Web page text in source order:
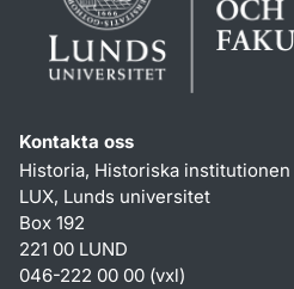
Kontakta oss
Historia, Historiska institutionen
LUX, Lunds universitet
Box 192
221 00 LUND
046-222 00 00 (vxl)